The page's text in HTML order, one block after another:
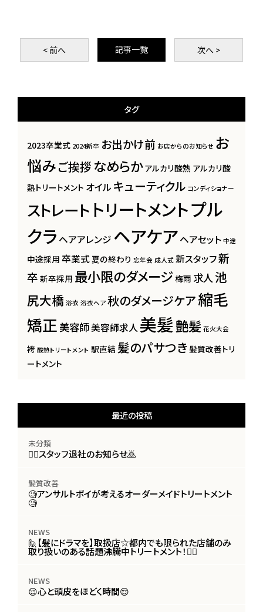
< 前へ 記事一覧 次へ >
タグ
2023卒業式 2024新卒 お出かけ前 お店からのお知らせ お
悩みご挨拶 なめらか アルカリ酸熱 アルカリ酸
熱トリートメント オイル キューティクル コンディショナー
ストレート トリートメントプル
クラ ヘアアレンジ ヘアケアヘアセット 中途
中途採用 卒業式夏の終わり 忘年会 成人式 新スタッフ新
卒 新卒採用 最小限のダメージ梅雨 求人 池
尻大橋 浴衣 浴衣ヘア 秋のダメージケア縮毛
矯正 美容師美容師求人美髪艶髪 花火大会
袴 酸熱トリートメント 駅直結 髪のパサつき 髪質改善トリ
ートメント
最近の投稿
未分類
🙇‍♀️スタッフ退社のお知らせ🙇
髪質改善
🧐アンサルトポイが考えるオーダーメイドトリートメント
🧐
NEWS
🙋【髪にドラマを】取扱店☆都内でも限られた店舗のみ
取り扱いのある話題沸騰中トリートメント！🙋‍♀️
NEWS
😌心と頭皮をほどく時間😌